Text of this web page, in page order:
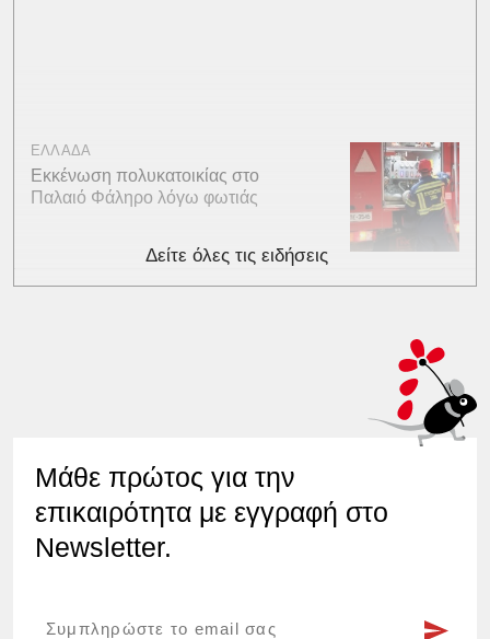
ΕΛΛΑΔΑ
Εκκένωση πολυκατοικίας στο
Παλαιό Φάληρο λόγω φωτιάς
Δείτε όλες τις ειδήσεις
Μάθε πρώτος για την
επικαιρότητα με εγγραφή στο
Newsletter.